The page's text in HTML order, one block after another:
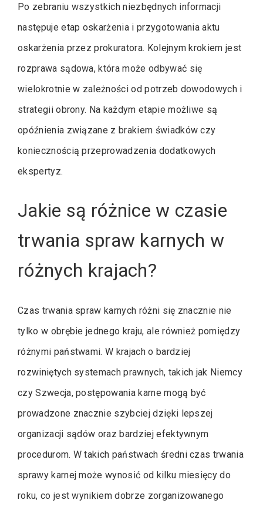
Po zebraniu wszystkich niezbędnych informacji
następuje etap oskarżenia i przygotowania aktu
oskarżenia przez prokuratora. Kolejnym krokiem jest
rozprawa sądowa, która może odbywać się
wielokrotnie w zależności od potrzeb dowodowych i
strategii obrony. Na każdym etapie możliwe są
opóźnienia związane z brakiem świadków czy
koniecznością przeprowadzenia dodatkowych
ekspertyz.
Jakie są różnice w czasie
trwania spraw karnych w
różnych krajach?
Czas trwania spraw karnych różni się znacznie nie
tylko w obrębie jednego kraju, ale również pomiędzy
różnymi państwami. W krajach o bardziej
rozwiniętych systemach prawnych, takich jak Niemcy
czy Szwecja, postępowania karne mogą być
prowadzone znacznie szybciej dzięki lepszej
organizacji sądów oraz bardziej efektywnym
procedurom. W takich państwach średni czas trwania
sprawy karnej może wynosić od kilku miesięcy do
roku, co jest wynikiem dobrze zorganizowanego